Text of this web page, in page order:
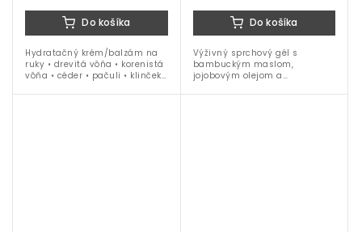
Do košíka
Hydratačný krém/balzám na
ruky • drevitá vôňa • korenistá
vôňa • céder • pačuli • klinček •
Do košíka
Výživný sprchový gél s
bambuckým maslom,
jojobovým olejom a
suchú pokožku, zanecháva ju